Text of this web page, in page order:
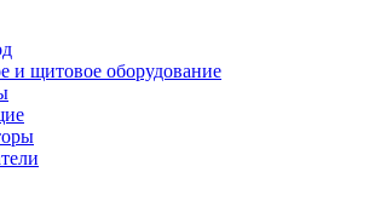
и щитовое оборудование